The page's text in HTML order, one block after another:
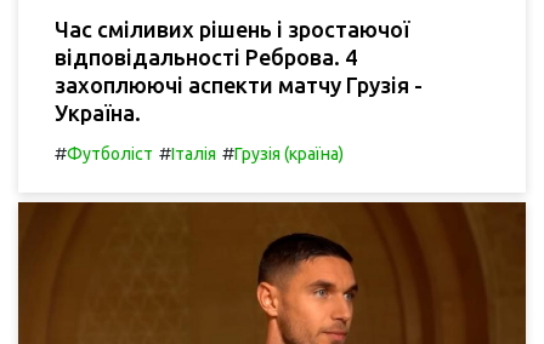
Час сміливих рішень і зростаючої
відповідальності Реброва. 4
захоплюючі аспекти матчу Грузія -
Україна.
#Футболіст #Італія #Грузія (країна)